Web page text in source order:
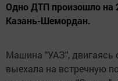
Одно ДТП произошло на
Казань-Шемордан.
Машина "УАЗ",
выехала на встречную